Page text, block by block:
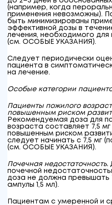
(например, когда
применения невозможны).
быть минимизированы
эффективной дозы в
лечения, необходимого
(см. ОСОБЫЕ УКАЗАНИЯ).
Следует периодически
пациента в
на лечение.
Особые категории
Пациенты пожилого
повышенным риском
Рекомендуемая доза для
возраста составляет 7,5
повышенным риском
следует начинать с 7,5 мг
(см. ОСОБЫЕ УКАЗАНИЯ).
Почечная недостаточность.
почечной
доза не должна превышать
ампулы 1,5 мл).
Пациентам с умеренной и